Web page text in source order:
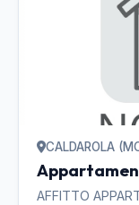
CALDAROLA
AFFITTO